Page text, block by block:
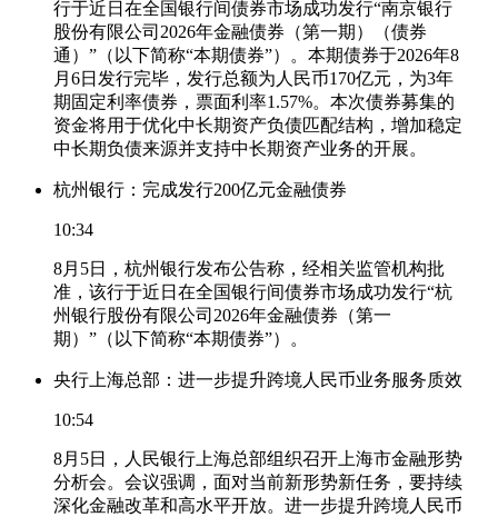
行于近日在全国银行间债券市场成功发行“南京银行
股份有限公司2026年金融债券（第一期）（债券
通）”（以下简称“本期债券”）。本期债券于2026年8
月6日发行完毕，发行总额为人民币170亿元，为3年
期固定利率债券，票面利率1.57%。本次债券募集的
资金将用于优化中长期资产负债匹配结构，增加稳定
中长期负债来源并支持中长期资产业务的开展。
杭州银行：完成发行200亿元金融债券
10:34
8月5日，杭州银行发布公告称，经相关监管机构批
准，该行于近日在全国银行间债券市场成功发行“杭
州银行股份有限公司2026年金融债券（第一
期）”（以下简称“本期债券”）。
央行上海总部：进一步提升跨境人民币业务服务质效
10:54
8月5日，人民银行上海总部组织召开上海市金融形势
分析会。会议强调，面对当前新形势新任务，要持续
深化金融改革和高水平开放。进一步提升跨境人民币